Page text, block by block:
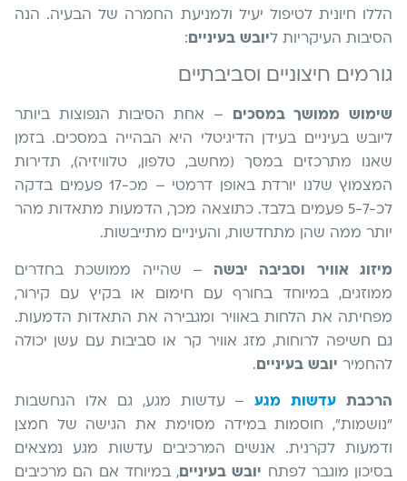
הללו חיונית לטיפול יעיל ולמניעת החמרה של הבעיה. הנה
הסיבות העיקריות ליובש בעיניים :
גורמים חיצוניים וסביבתיים
שימוש ממושך במסכים – אחת הסיבות הנפוצות ביותר
ליובש בעיניים בעידן הדיגיטלי היא הבהייה במסכים. בזמן
שאנו מתרכזים במסך (מחשב, טלפון, טלוויזיה), תדירות
המצמוץ שלנו יורדת באופן דרמטי – מכ-17 פעמים בדקה
לכ-5-7 פעמים בלבד. כתוצאה מכך, הדמעות מתאדות מהר
יותר ממה שהן מתחדשות, והעיניים מתייבשות.
מיזוג אוויר וסביבה יבשה – שהייה ממושכת בחדרים
ממוזגים, במיוחד בחורף עם חימום או בקיץ עם קירור,
מפחיתה את הלחות באוויר ומגבירה את התאדות הדמעות.
גם חשיפה לרוחות, מזג אוויר קר או סביבות עם עשן יכולה
להחמיר יובש בעיניים.
הרכבת עדשות מגע– עדשות מגע, גם אלו הנחשבות
"נושמות", חוסמות במידה מסוימת את הגישה של חמצן
ודמעות לקרנית. אנשים המרכיבים עדשות מגע נמצאים
בסיכון מוגבר לפתח יובש בעיניים, במיוחד אם הם מרכיבים